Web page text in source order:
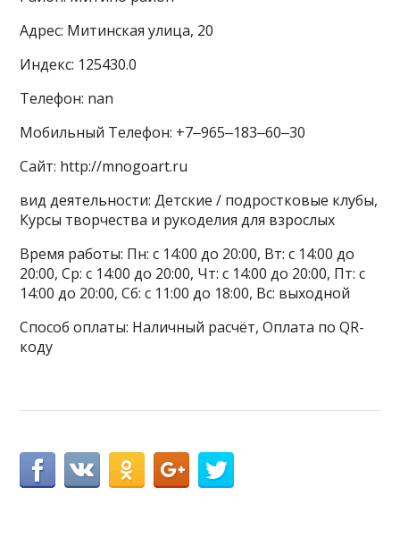
Адрес: Митинская улица, 20
Индекс: 125430.0
Телефон: nan
Мобильный Телефон: +7‒965‒183‒60‒30
Сайт: http://mnogoart.ru
вид деятельности: Детские / подростковые клубы,
Курсы творчества и рукоделия для взрослых
Время работы: Пн: с 14:00 до 20:00, Вт: с 14:00 до
20:00, Ср: с 14:00 до 20:00, Чт: с 14:00 до 20:00, Пт: с
14:00 до 20:00, Сб: с 11:00 до 18:00, Вс: выходной
Способ оплаты: Наличный расчёт, Оплата по QR-
коду